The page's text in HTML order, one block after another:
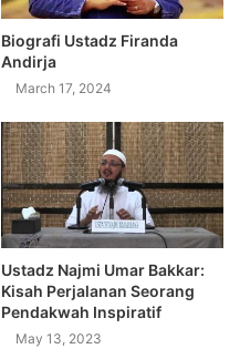
Biografi Ustadz Firanda
Andirja
March 17, 2024
Ustadz Najmi Umar Bakkar:
Kisah Perjalanan Seorang
Pendakwah Inspiratif
May 13, 2023